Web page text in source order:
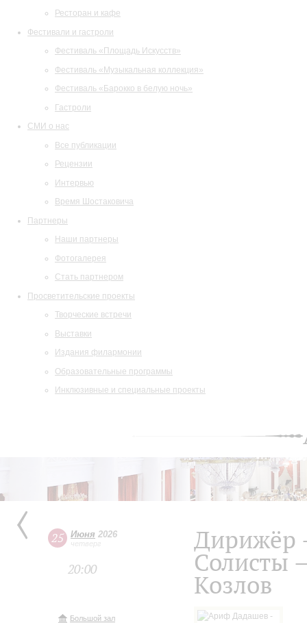
Ресторан и кафе
Фестивали и гастроли
Фестиваль «Площадь Искусств»
Фестиваль «Музыкальная коллекция»
Фестиваль «Барокко в белую ночь»
Гастроли
СМИ о нас
Все публикации
Рецензии
Интервью
Время Шостаковича
Партнеры
Наши партнеры
Фотогалерея
Стать партнером
Просветительские проекты
Творческие встречи
Выставки
Издания филармонии
Образовательные программы
Инклюзивные и специальные проекты
25 Июня 2026
четверг
20:00
Большой зал
Дирижёр
Солисты
Козлов